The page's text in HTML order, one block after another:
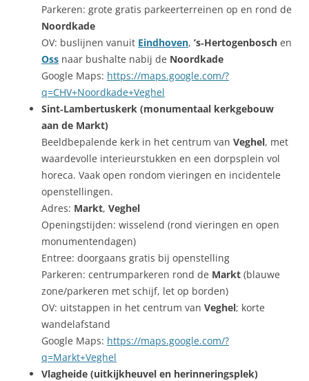
Parkeren: grote gratis parkeerterreinen op en rond de
Noordkade
OV: buslijnen vanuit Eindhoven, ’s‑Hertogenbosch en
Oss naar bushalte nabij de Noordkade
Google Maps: https://maps.google.com/?
q=CHV+Noordkade+Veghel
Sint‑Lambertuskerk (monumentaal kerkgebouw
aan de Markt)
Beeldbepalende kerk in het centrum van Veghel, met
waardevolle interieurstukken en een dorpsplein vol
horeca. Vaak open rondom vieringen en incidentele
openstellingen.
Adres: Markt, Veghel
Openingstijden: wisselend (rond vieringen en open
monumentendagen)
Entree: doorgaans gratis bij openstelling
Parkeren: centrumparkeren rond de Markt (blauwe
zone/parkeren met schijf, let op borden)
OV: uitstappen in het centrum van Veghel; korte
wandelafstand
Google Maps: https://maps.google.com/?
q=Markt+Veghel
Vlagheide (uitkijkheuvel en herinneringsplek)